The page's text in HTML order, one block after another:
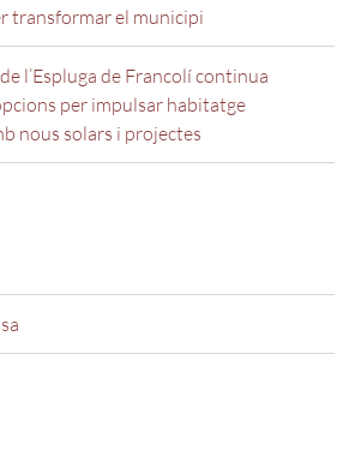
transformar el municipi
l’Espluga de Francolí continua
per impulsar habitatge
nous solars i projectes